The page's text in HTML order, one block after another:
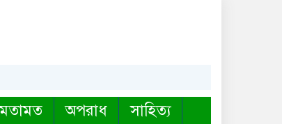
মতামত অপরাধ
সাহিত্য